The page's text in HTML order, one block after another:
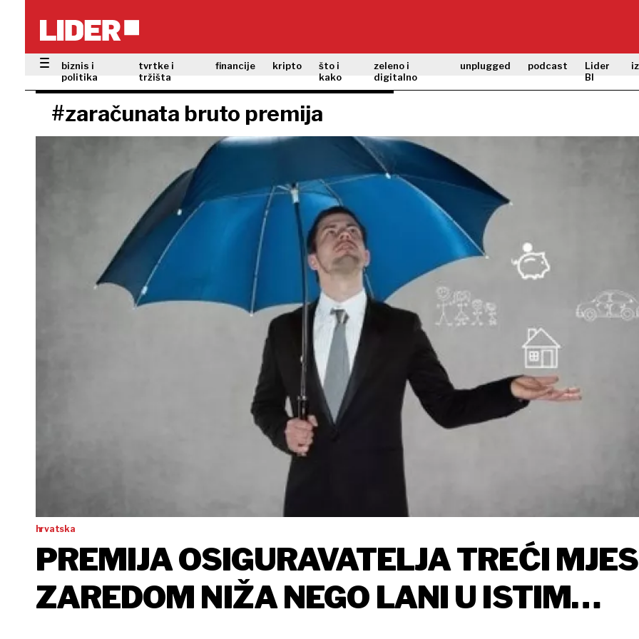
biznis i
politika
tvrtke i
tržišta
financije kripto
što i
kako
zeleno i
digitalno
unplugged podcast
Lider
BI
#zaračunata bruto premija
hrvatska
PREMIJA OSIGURAVATELJA TREĆI
ZAREDOM NIŽA NEGO LANI U ISTIM